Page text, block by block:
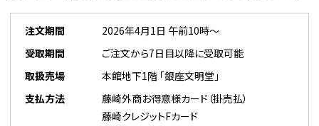
注文期間
2026年4月1日 午前10時～
受取期間
ご注文から7日目以降に受取可能
取扱売場
本館地下1階 「銀座文明堂」
支払方法
藤崎外商お得意様カード（掛売払）
藤崎クレジットFカード